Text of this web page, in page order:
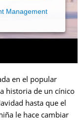
Management
en el popular
historia de un cínico
hasta que el
le hace cambiar